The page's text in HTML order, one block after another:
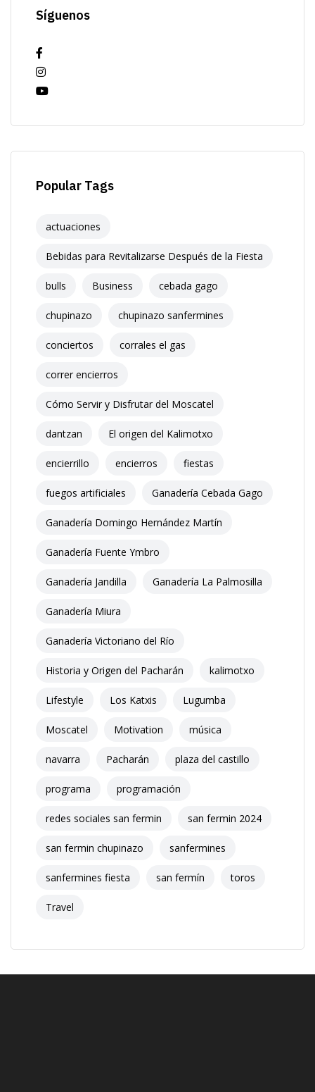
Síguenos
Popular Tags
actuaciones
Bebidas para Revitalizarse Después de la Fiesta
bulls Business cebada gago
chupinazo chupinazo sanfermines
conciertos corrales el gas
correr encierros
Cómo Servir y Disfrutar del Moscatel
dantzan El origen del Kalimotxo
encierrillo encierros fiestas
fuegos artificiales Ganadería Cebada Gago
Ganadería Domingo Hernández Martín
Ganadería Fuente Ymbro
Ganadería Jandilla Ganadería La Palmosilla
Ganadería Miura
Ganadería Victoriano del Río
Historia y Origen del Pacharán kalimotxo
Lifestyle Los Katxis Lugumba
Moscatel Motivation música
navarra Pacharán plaza del castillo
programa programación
redes sociales san fermin san fermin 2024
san fermin chupinazo sanfermines
sanfermines fiesta san fermín toros
Travel